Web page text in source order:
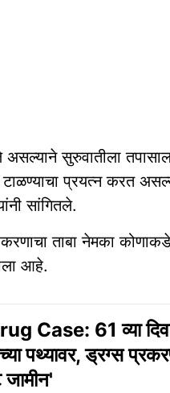
सुरुवातीला
प्रयत्न करत
सांगितले.
ताबा नेमका
आहे.
Case: 61 व्या
पथ्यावर, ड्रग्स